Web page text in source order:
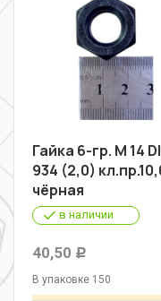
Гайка 6-гр. М 14
934 (2,0)
чёрная
в наличии
40,50 Р
В упаковке 150